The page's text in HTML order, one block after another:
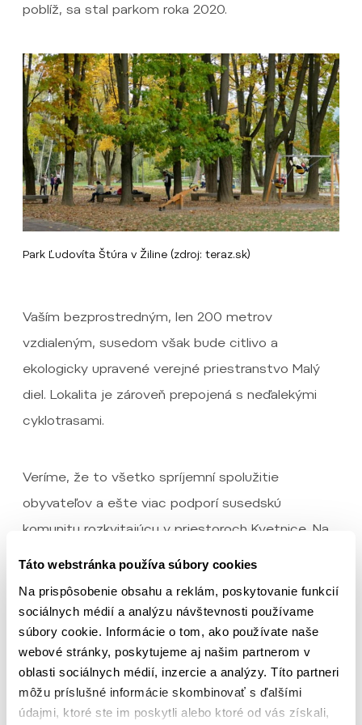
Táto webstránka používa súbory cookies
Na prispôsobenie obsahu a reklám, poskytovanie funkcií
sociálnych médií a analýzu návštevnosti používame
súbory cookie. Informácie o tom, ako používate naše
webové stránky, poskytujeme aj našim partnerom v
oblasti sociálnych médií, inzercie a analýzy. Títo partneri
môžu príslušné informácie skombinovať s ďalšími
údajmi, ktoré ste im poskytli alebo ktoré od vás získali,
poblíž, sa stal parkom roka 2020.
Park Ľudovíta Štúra v Žiline (zdroj: teraz.sk)
Vaším bezprostredným, len 200 metrov
vzdialeným, susedom však bude citlivo a
ekologicky upravené verejné priestranstvo Malý
diel. Lokalita je zároveň prepojená s neďalekými
cyklotrasami.
Veríme, že to všetko spríjemní spolužitie
obyvateľov a ešte viac podporí susedskú
komunitu rozkvitajúcu v priestoroch Kvetnice. Na
rada stmelí.
Myslíme nad rámec
technických riešení